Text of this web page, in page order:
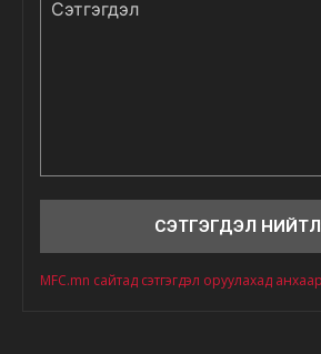
MFC.mn сайтад сэтгэгдэл оруулахад